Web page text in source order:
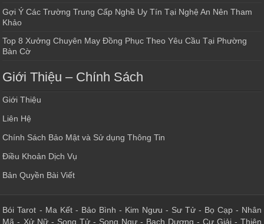
Gợi Ý Các Trường Trung Cấp Nghề Uy Tín Tại Nghệ An Nên Tham
Khảo
Top 8 Xưởng Chuyên May Đồng Phục Theo Yêu Cầu Tại Phường
Bàn Cờ
Giới Thiệu – Chính Sách
Giới Thiệu
Liên Hệ
Chính Sách Bảo Mật và Sử dụng Thông Tin
Điều Khoản Dịch Vụ
Bản Quyền Bài Viết
Bói Tarot - Ma Kết- Bảo Bình - Kim Ngưu - Sư Tử- Bọ Cạp- Nhân
Mã - Xử Nữ- Song Tử- Song Ngư- Bạch Dương - Cự Giải- Thiên